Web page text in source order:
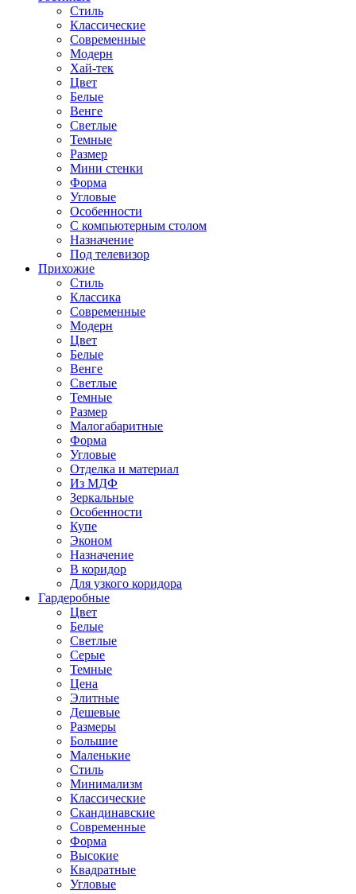
Стиль
Классические
Современные
Модерн
Хай-тек
Цвет
Белые
Венге
Светлые
Темные
Размер
Мини стенки
Форма
Угловые
Особенности
С компьютерным столом
Назначение
Под телевизор
Прихожие
Стиль
Классика
Современные
Модерн
Цвет
Белые
Венге
Светлые
Темные
Размер
Малогабаритные
Форма
Угловые
Отделка и материал
Из МДФ
Зеркальные
Особенности
Купе
Эконом
Назначение
В коридор
Для узкого коридора
Гардеробные
Цвет
Белые
Светлые
Серые
Темные
Цена
Элитные
Дешевые
Размеры
Большие
Маленькие
Стиль
Минимализм
Классические
Скандинавские
Современные
Форма
Высокие
Квадратные
Угловые